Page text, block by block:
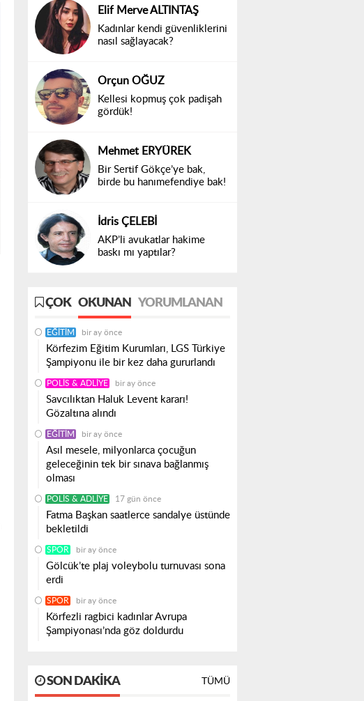
Elif Merve ALTINTAŞ
Kadınlar kendi güvenliklerini
nasıl sağlayacak?
Orçun OĞUZ
Kellesi kopmuş çok padişah
gördük!
Mehmet ERYÜREK
Bir Sertif Gökçe’ye bak,
birde bu hanımefendiye bak!
İdris ÇELEBİ
AKP’li avukatlar hakime
baskı mı yaptılar?
ÇOK OKUNAN YORUMLANAN
EĞITIM bir ay önce
Körfezim Eğitim Kurumları, LGS Türkiye
Şampiyonu ile bir kez daha gururlandı
POLIS & ADLIYE bir ay önce
Savcılıktan Haluk Levent kararı!
Gözaltına alındı
EĞITIM bir ay önce
Asıl mesele, milyonlarca çocuğun
geleceğinin tek bir sınava bağlanmış
olması
POLIS & ADLIYE 17 gün önce
Fatma Başkan saatlerce sandalye üstünde
bekletildi
SPOR bir ay önce
Gölcük’te plaj voleybolu turnuvası sona
erdi
SPOR bir ay önce
Körfezli ragbici kadınlar Avrupa
Şampiyonası’nda göz doldurdu
SON DAKIKA TÜMÜ